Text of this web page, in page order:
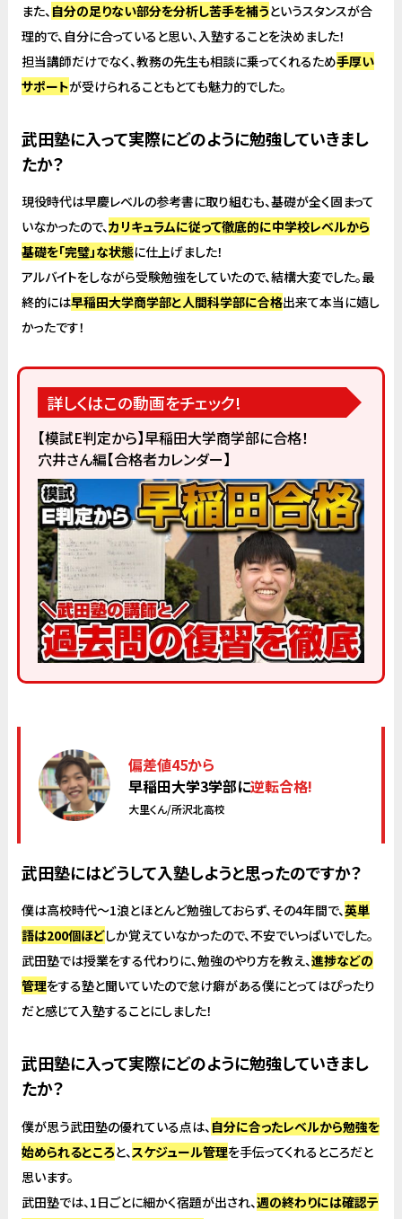
また、 自分の足りない部分を分析し苦手を補うというスタンスが合
理的で、自分に合っていると思い、入塾することを決めました！
担当講師だけでなく、教務の先生も相談に乗ってくれるため手厚い
サポートが受けられることもとても魅力的でした。
武田塾に入って実際にどのように勉強していきまし
たか？
現役時代は早慶レベルの参考書に取り組むも、基礎が全く固まって
いなかったので、カリキュラムに従って徹底的に中学校レベルから
基礎を「完璧」な状態に仕上げました！
アルバイトをしながら受験勉強をしていたので、結構大変でした。最
終的には早稲田大学商学部と人間科学部に合格出来て本当に嬉し
かったです！
詳しくはこの動画をチェック!
【模試E判定から】早稲田大学商学部に合格！
穴井さん編【合格者カレンダー】
偏差値45から
早稲田大学3学部に逆転合格!
大里くん/所沢北高校
武田塾にはどうして入塾しようと思ったのですか？
僕は高校時代～1浪とほとんど勉強しておらず、その4年間で、英単
語は200個ほどしか覚えていなかったので、不安でいっぱいでした。
武田塾では授業をする代わりに、勉強のやり方を教え、進捗などの
管理をする塾と聞いていたので怠け癖がある僕にとってはぴったり
だと感じて入塾することにしました！
武田塾に入って実際にどのように勉強していきまし
たか？
僕が思う武田塾の優れている点は、 自分に合ったレベルから勉強を
始められるところと、 スケジュール管理を手伝ってくれるところだと
思います。
武田塾では、1日ごとに細かく宿題が出され、週の終わりには確認テ